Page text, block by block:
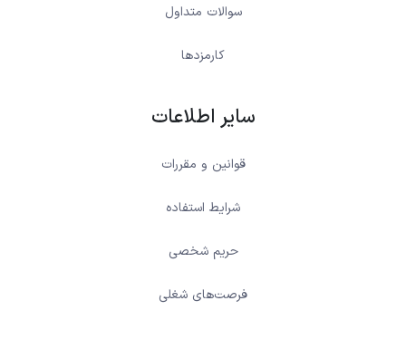
سوالات متداول
کارمزدها
سایر اطلاعات
قوانین و مقررات
شرایط استفاده
حریم شخصی
فرصت‌های شغلی